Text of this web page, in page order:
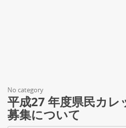
No category
平成27 年度県民カレ
募集について